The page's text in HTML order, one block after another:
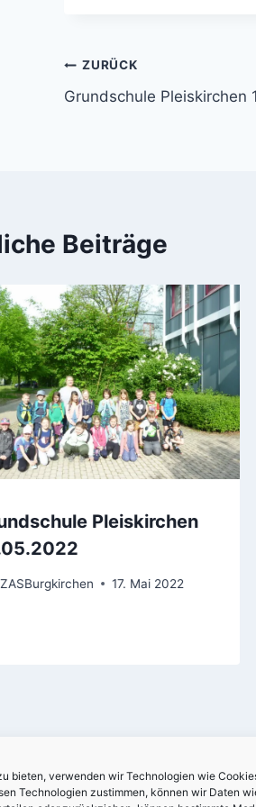
bieten, verwenden wir Technologien wie
Technologien zustimmen, können wir Daten
ZURÜCK
Grundschule Pleiskirchen
Beiträge
Pleiskirchen
ZASBurgkirchen 17. Mai 2022